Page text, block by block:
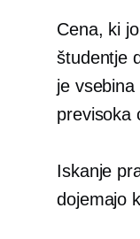
Cena, ki
študentje
je
previsoka
Iskanje
dojemajo